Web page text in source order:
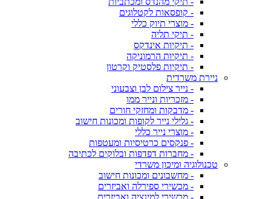
- קופסאות לקטלוגים
- מוצרי תיוק כללי
- תיקי תליה
- תיקיות אינדקס
- תיקיות הרמוניקה
- תיקיות פלסטיק וקרטון
ניירת משרדית
- נייר צילום לבן וצבעוני
- מזכריות ונייר ממו
- מדבקות ומחזקי חורים
- גלילי נייר לקופות ומכונות חישוב
- מוצרי נייר כללי
- פנקסים כרטיסיות ומעטפות
- מחברות דפדפות ובלוקים לכתיבה
טכנולוגיה ומיכון משרדי
- מחשבונים ומכונות חישוב
- מכשירי ספירלה ואביזרים
- מכשירי למינציה ואביזרים